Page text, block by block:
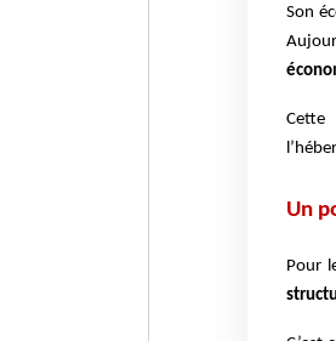
Son
Cette
Un
Pour